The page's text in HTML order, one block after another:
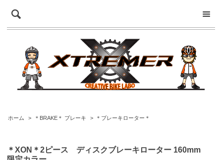
ホーム > ＊BRAKE＊ ブレーキ > ＊ブレーキローター＊
＊XON＊2ピース ディスクブレーキローター 160mm